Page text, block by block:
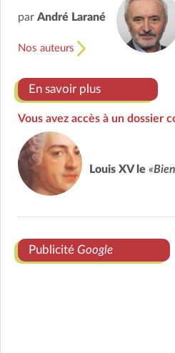
par André Larané
Nos auteurs
En savoir plus
Vous avez accès à un dossier
Louis XV le
Publicité Google